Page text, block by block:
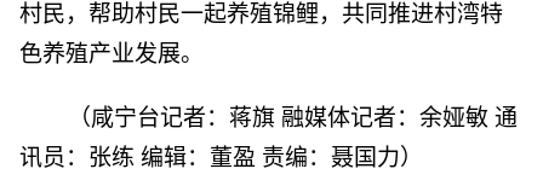
村民，帮助村民一起养殖锦鲤，共同推进村湾特
色养殖产业发展。
（咸宁台记者：蒋旗 融媒体记者：余娅敏 通
讯员：张练 编辑：董盈 责编：聂国力）